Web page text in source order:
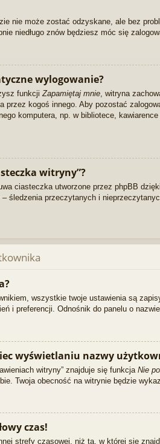
nie może zostać odzyskane, ale bez
niedługo znów będziesz móc się
wylogowanie?
funkcji Zapamiętaj mnie , witryna
przez kogoś innego. Aby pozostać
komputera, np. w bibliotece,
witryny”?
ciasteczka utworzone przez phpBB
– śledzenia przeczytanych i
wszystkie twoje ustawienia są
i preferencji. Odnośnik do panelu o
wyświetlaniu nazwy
witryny” znajduje się funkcja Nie
Twoja obecność na witrynie będzie
czas!
strefy czasowej, niż ta, w której się